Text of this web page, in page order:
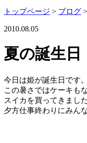
トップページ > ブログ >
2010.08.05
夏の誕生日
今日は姫が誕生日です。
この暑さではケーキも
スイカを買ってきました
夕方仕事終わりにみん